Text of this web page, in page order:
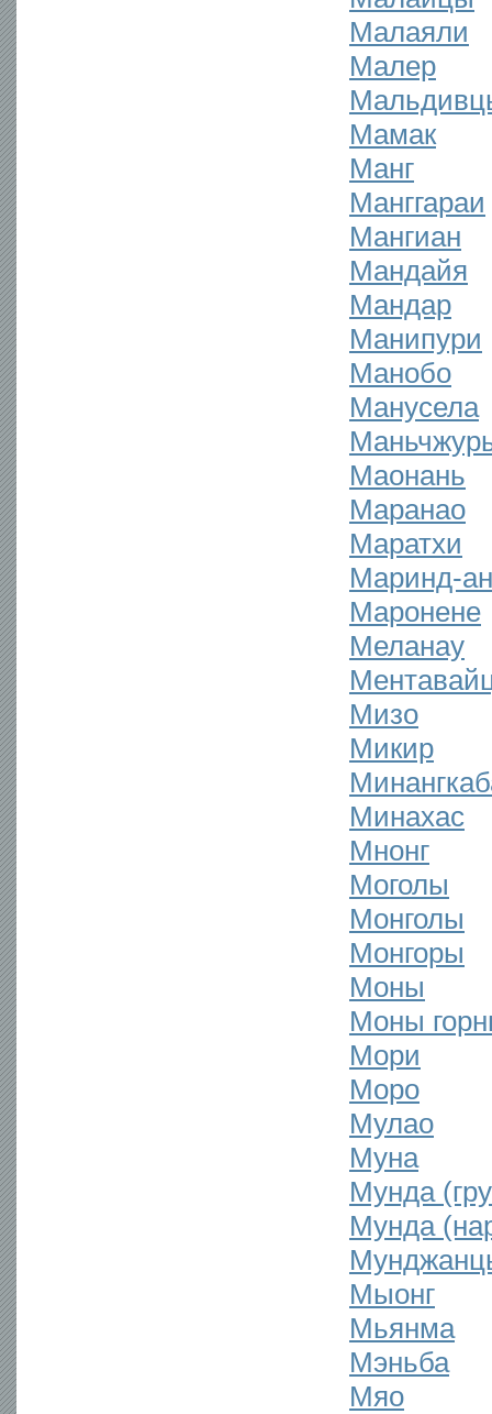
Малаяли
Малер
Мамак
Манг
Манггараи
Мангиан
Мандайя
Мандар
Манипури
Манобо
Манусела
Маонань
Маранао
Маратхи
Маринд-
Маронене
Меланау
Мизо
Микир
Минахас
Мнонг
Моголы
Монголы
Монгоры
Моны
Моны
Мори
Моро
Мулао
Муна
Мунда
Мунда
Мыонг
Мьянма
Мэньба
Мяо